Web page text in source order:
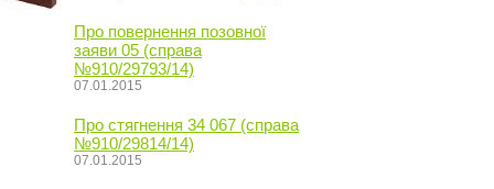
Про повернення позовної
заяви 05 (справа
№910/29793/14)
07.01.2015
Про стягнення 34 067 (справа
№910/29814/14)
07.01.2015